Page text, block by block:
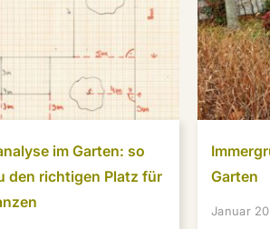
im Garten: so
den richtigen Platz für
Garten
Januar